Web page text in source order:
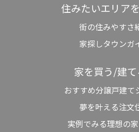
住みたいエリア
街の住みやすさ
家探しタウンガ
家を買う/建て
おすすめ分譲戸建て
夢を叶える注文
実例でみる理想の